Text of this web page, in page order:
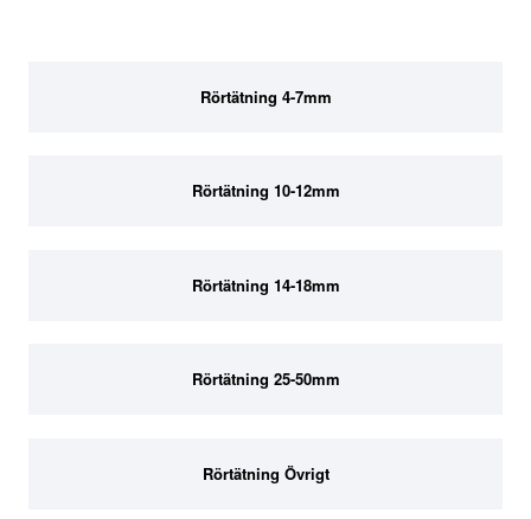
Rörtätning 4-7mm
Rörtätning 10-12mm
Rörtätning 14-18mm
Rörtätning 25-50mm
Rörtätning Övrigt